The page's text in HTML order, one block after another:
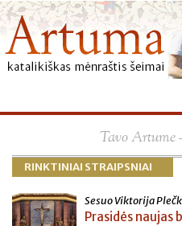
Tavo Artume
RINKTINIAI STRAIPSNIAI
Sesuo Viktorija
Prasidės naujas